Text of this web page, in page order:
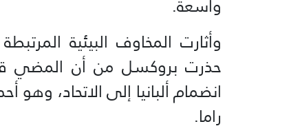
وأثارت المخاوف البيئية
حذرت بروكسل من أن المضي
انضمام ألبانيا إلى الاتحاد، وهو
راما.